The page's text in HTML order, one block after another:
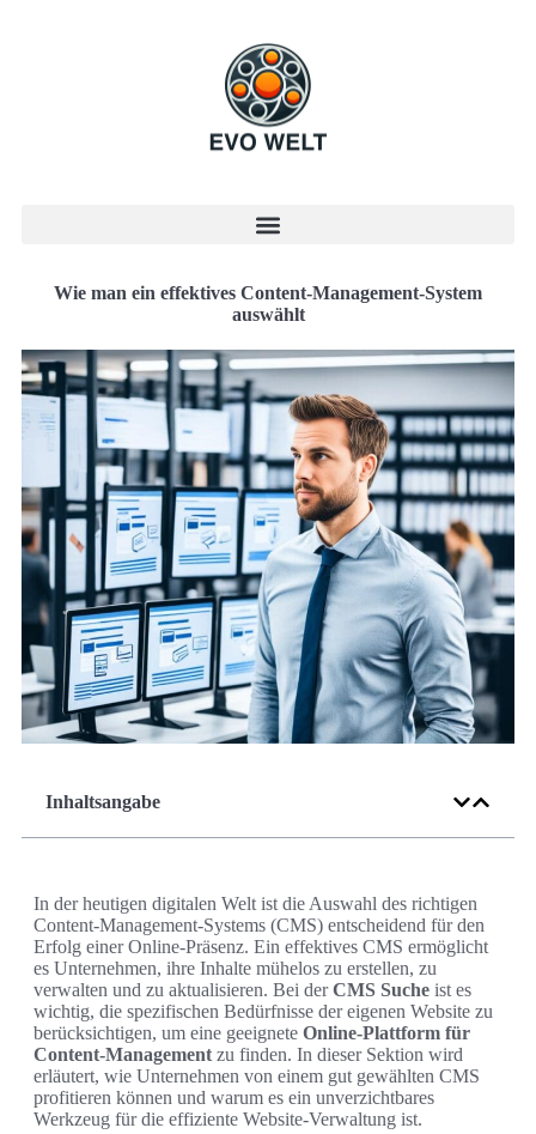
Wie man ein effektives Content-Management-System
auswählt
Inhaltsangabe
In der heutigen digitalen Welt ist die Auswahl des richtigen
Content-Management-Systems (CMS) entscheidend für den
Erfolg einer Online-Präsenz. Ein effektives CMS ermöglicht
es Unternehmen, ihre Inhalte mühelos zu erstellen, zu
verwalten und zu aktualisieren. Bei derCMS Suche ist es
wichtig, die spezifischen Bedürfnisse der eigenen Website zu
berücksichtigen, um eine geeignete Online-Plattform für
Content-Management zu finden. In dieser Sektion wird
erläutert, wie Unternehmen von einem gut gewählten CMS
profitieren können und warum es ein unverzichtbares
Werkzeug für die effiziente Website-Verwaltung ist.